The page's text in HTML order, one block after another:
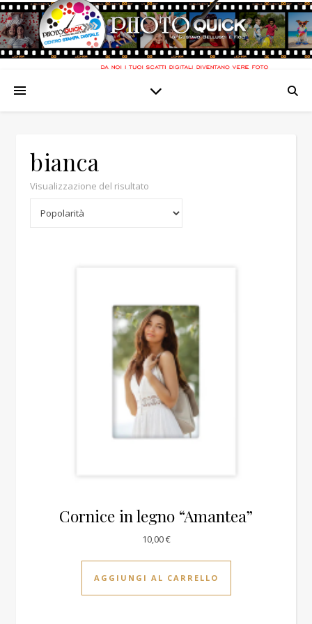
bianca
Visualizzazione del risultato
Cornice in legno “Amantea”
10,00€
AGGIUNGI AL CARRELLO